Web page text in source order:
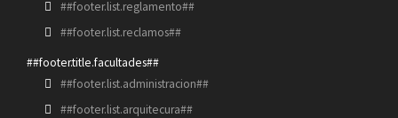
##footer.list.reglamento##
##footer.list.reclamos##
##footer.title.facultades##
##footer.list.administracion##
##footer.list.arquitecura##